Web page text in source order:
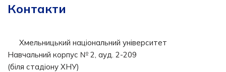
Контакти
Хмельницький національний університет
Навчальний корпус № 2, ауд. 2-209
(біля стадіону ХНУ)